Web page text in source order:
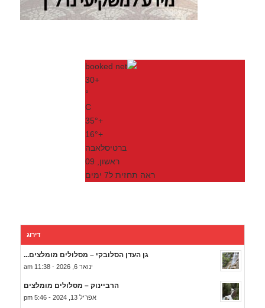
+
30
°
C
+
35°
+
16°
ברטיסלאבה
ראשון, 09
ראה תחזית ל7 ימים
דירוג
גן העדן הסלובקי – מסלולים מומלצים...
ינואר 6, 2026 - 11:38 am
הרביינוק – מסלולים מומלצים
אפריל 13, 2024 - 5:46 pm